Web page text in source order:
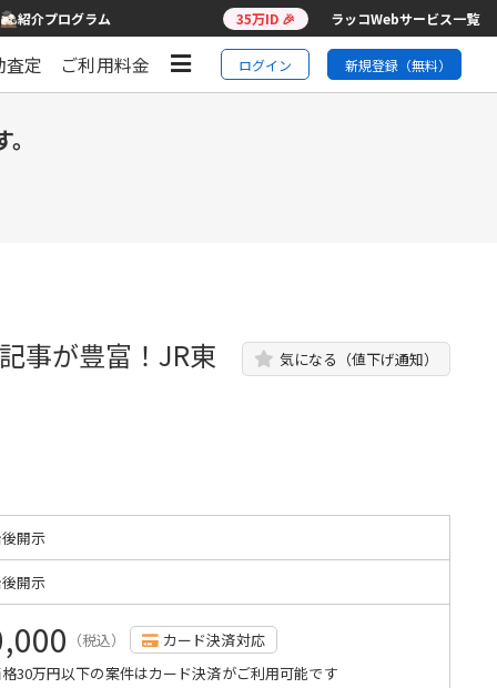
紹介プログラム 35万ID 🎉 ラッコWebサービス一覧
査定 ご利用料金 ログイン 新規登録（無料）
事が豊富！JR東 気になる（値下げ通知）
開示
開示
（税込）
カード決済対応
30万円以下の案件はカード決済がご利用可能です